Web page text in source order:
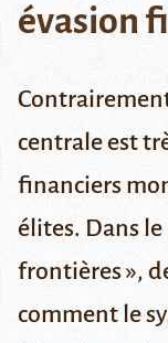
évasion
centrale est
financiers
élites. Dans
frontières »,
comment le